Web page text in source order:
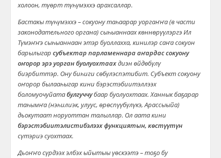
холоон, түөрт түһүмэххэ арахсаллар.
Бастакы түһүмэххэ – сокуону таһаарар уоргаҥҥа (в части
законодательного органа) сыһыаннаах көннөрүүлэргэ Ил
Түмэҥҥэ сыһыаннаан этэр буоллахха, кинилэр саҥа сокуон
барылыгарсубъектар парламеннара аҥардас сокуону
оҥорор эрэ уорган буолуохтаахдиэн өйдөбүлү
биэрбиттэр. Ону биһиги сөбүлэспэтибит. Субъект сокуону
оҥорор былааһыгар кини бэрэстэбиитэллээх
боломуочуйатабулгуччубаар буолуохтаах. Ханнык баҕарар
таһымҥа (нэһилиэк, улуус, өрөспүүбүлүкэ, Арассыыйа)
дьокутаат норуоттан талыллар. Ол аата кини
бэрэстэбиитэлистибэлээх функциятын, көстүүтүн
сүтэриэ суохтаах.
Дьоҥҥо сүрдээх элбэх ыйытыы үөскээтэ – тоҕо бу